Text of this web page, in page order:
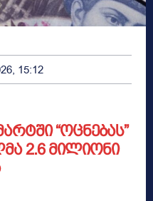
15:12
“ოცნებას”
2.6 მილიონი